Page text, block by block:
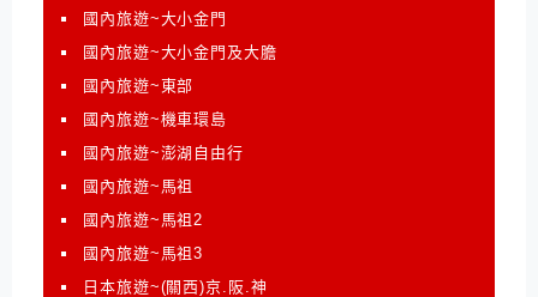
國內旅遊~大小金門
國內旅遊~大小金門及大膽
國內旅遊~東部
國內旅遊~機車環島
國內旅遊~澎湖自由行
國內旅遊~馬祖
國內旅遊~馬祖2
國內旅遊~馬祖3
日本旅遊~(關西)京.阪.神